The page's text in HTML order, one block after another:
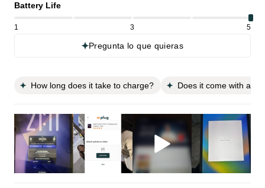
Battery Life
1 3 5
Pregunta lo que quieras
How long does it take to charge? Does it come with a